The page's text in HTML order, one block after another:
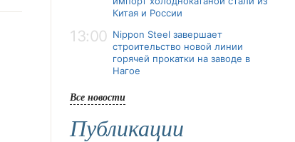
Китая и России
13:00 Nippon Steel завершает
строительство новой линии
горячей прокатки на заводе в
Нагое
Все новости
Публикации